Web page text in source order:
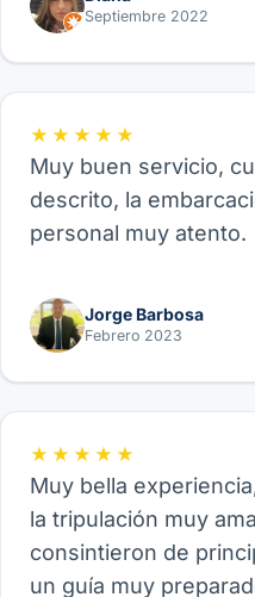
de Velero, funcional
Septiembre 2022
★★★★★
Muy buen servicio,
descrito, la
personal muy atento.
Jorge Barbosa
Febrero 2023
★★★★★
Muy bella
la tripulación muy
consintieron de
un guía muy